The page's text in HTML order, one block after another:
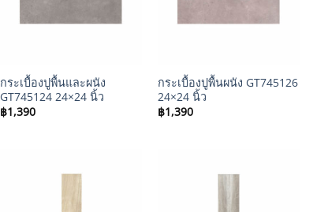
กระเบื้องปูพื้นและผนัง
GT745124 24×24 นิ้ว
฿1,390
กระเบื้องปูพื้นผนัง GT745126
24×24 นิ้ว
฿1,390